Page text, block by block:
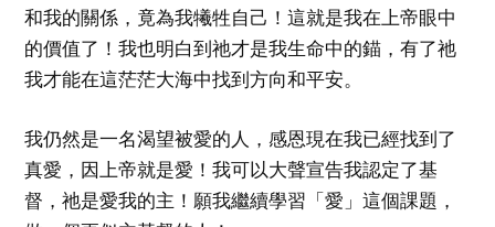
和我的關係，竟為我犧牲自己！這就是我在上帝眼中
的價值了！我也明白到祂才是我生命中的錨，有了祂
我才能在這茫茫大海中找到方向和平安。
我仍然是一名渴望被愛的人，感恩現在我已經找到了
真愛，因上帝就是愛！我可以大聲宣告我認定了基
督，祂是愛我的主！願我繼續學習「愛」這個課題，